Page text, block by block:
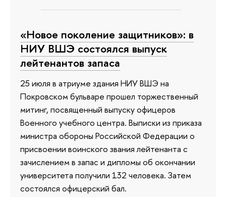
«Новое поколение защитников»: в
НИУ ВШЭ состоялся выпуск
лейтенантов запаса
25 июля в атриуме здания НИУ ВШЭ на
Покровском бульваре прошел торжественный
митинг, посвященный выпуску офицеров
Военного учебного центра. Выписки из приказа
министра обороны Российской Федерации о
присвоении воинского звания лейтенанта с
зачислением в запас и дипломы об окончании
университета получили 132 человека. Затем
состоялся офицерский бал.